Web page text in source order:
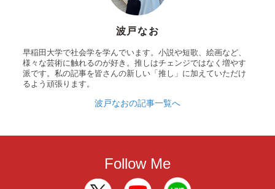
波戸なお
早稲田大学で社会学を学んでいます。小説や短歌、絵画など、
様々な芸術に触れるのが好き。推しはチェンジではなく増やす
派です。私の記事を皆さんの新しい「推し」に加えていただけ
るよう頑張ります。
波戸なおの記事一覧へ
Follow Me